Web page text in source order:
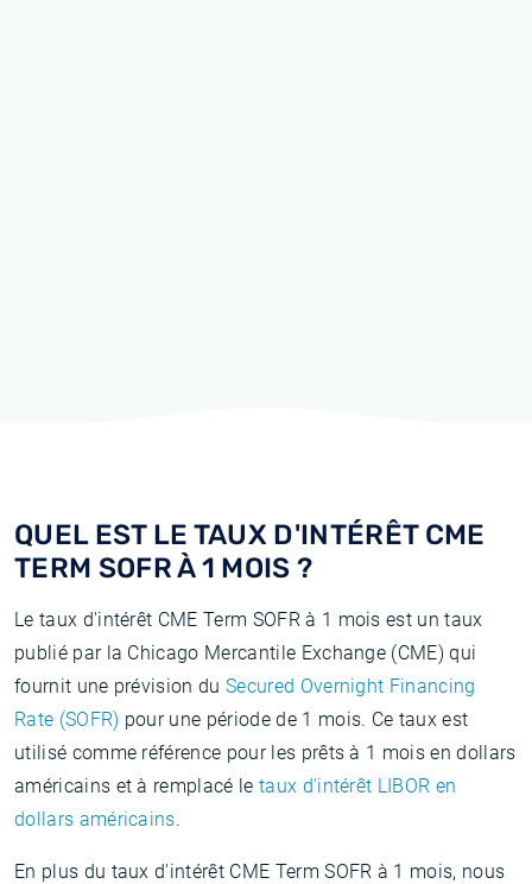
QUEL EST LE TAUX D'INTÉRÊT CME
TERM SOFR À 1 MOIS ?
Le taux d'intérêt CME Term SOFR à 1 mois est un taux
publié par la Chicago Mercantile Exchange (CME) qui
fournit une prévision duSecured Overnight Financing
Rate (SOFR) pour une période de 1 mois. Ce taux est
utilisé comme référence pour les prêts à 1 mois en dollars
américains et à remplacé le taux d'intérêt LIBOR en
dollars américains.
En plus du taux d'intérêt CME Term SOFR à 1 mois, nous